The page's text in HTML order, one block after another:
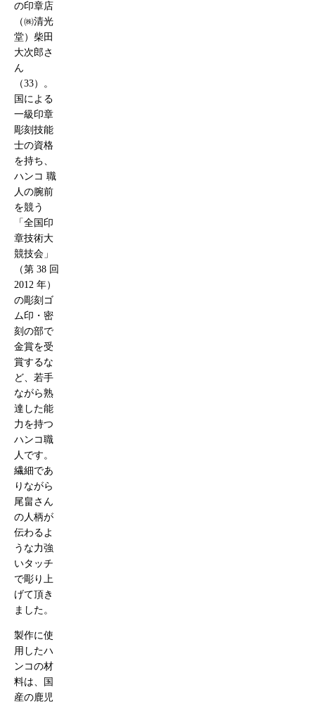
の印章店
（㈱清光
堂）柴田
大次郎さ
ん
（33）。
国による
一級印章
彫刻技能
士の資格
を持ち、
ハンコ 職
人の腕前
を競う
「全国印
章技術大
競技会」
（第 38 回
2012 年）
の彫刻ゴ
ム印・密
刻の部で
金賞を受
賞するな
ど、若手
ながら熟
達した能
力を持つ
ハンコ職
人です。
繊細であ
りながら
尾畠さん
の人柄が
伝わるよ
うな力強
いタッチ
で彫り上
げて頂き
ました。
製作に使
用したハ
ンコの材
料は、国
産の鹿児